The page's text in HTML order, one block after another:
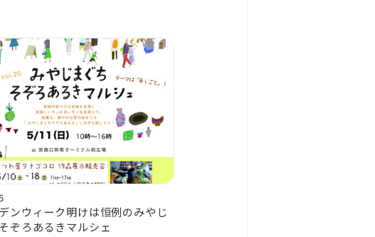
ンウィーク明けは恒例のみやじ
ぞろあるきマルシェ